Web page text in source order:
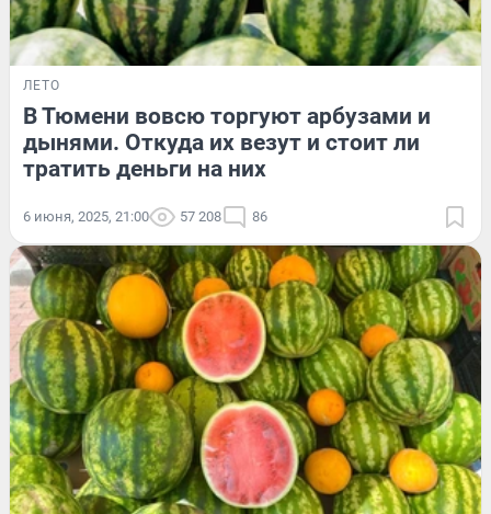
ЛЕТО
В Тюмени вовсю торгуют арбузами и
дынями. Откуда их везут и стоит ли
тратить деньги на них
6 июня, 2025, 21:00 57 208 86